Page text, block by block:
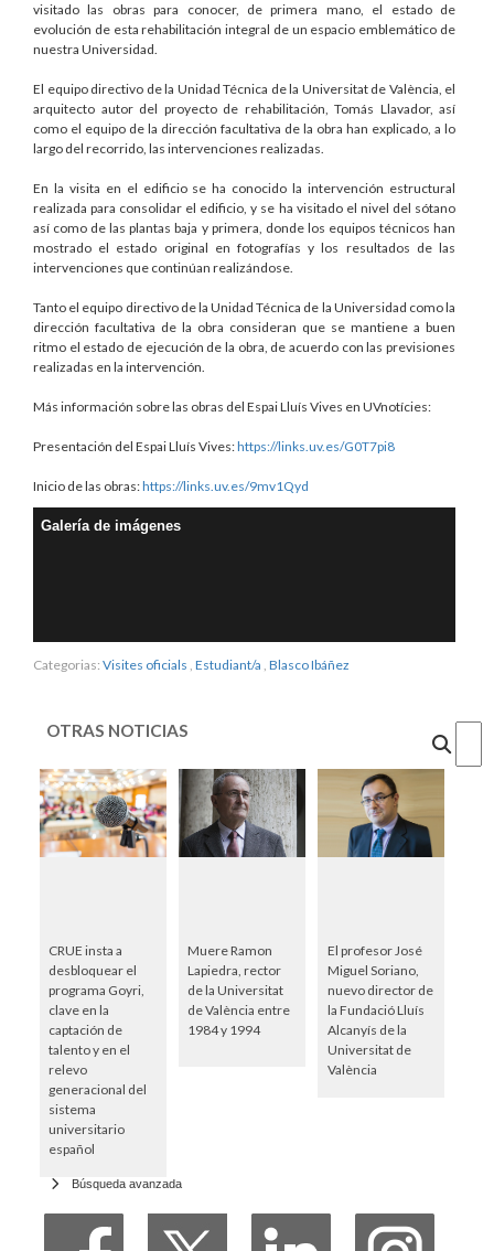
visitado las obras para conocer, de primera mano, el estado de
evolución de esta rehabilitación integral de un espacio emblemático de
nuestra Universidad.
El equipo directivo de la Unidad Técnica de la Universitat de València, el
arquitecto autor del proyecto de rehabilitación, Tomás Llavador, así
como el equipo de la dirección facultativa de la obra han explicado, a lo
largo del recorrido, las intervenciones realizadas.
En la visita en el edificio se ha conocido la intervención estructural
realizada para consolidar el edificio, y se ha visitado el nivel del sótano
así como de las plantas baja y primera, donde los equipos técnicos han
mostrado el estado original en fotografías y los resultados de las
intervenciones que continúan realizándose.
Tanto el equipo directivo de la Unidad Técnica de la Universidad como la
dirección facultativa de la obra consideran que se mantiene a buen
ritmo el estado de ejecución de la obra, de acuerdo con las previsiones
realizadas en la intervención.
Más información sobre las obras del Espai Lluís Vives en UVnotícies:
Presentación del Espai Lluís Vives:https://links.uv.es/G0T7pi8
Inicio de las obras:https://links.uv.es/9mv1Qyd
Galería de imágenes
Categorias: Visites oficials Estudiant/a Blasco Ibáñez
OTRAS NOTICIAS
CRUE insta a
desbloquear el
programa Goyri,
clave en la
captación de
talento y en el
relevo
generacional del
sistema
universitario
español
Muere Ramon
Lapiedra, rector
de la Universitat
de València entre
1984 y 1994
El profesor José
Miguel Soriano,
nuevo director de
la Fundació Lluís
Alcanyís de la
Universitat de
València
Búsqueda avanzada